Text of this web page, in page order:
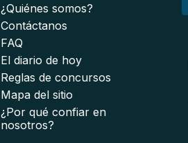
¿Quiénes somos?
Contáctanos
FAQ
El diario de hoy
Reglas de concursos
Mapa del sitio
¿Por qué confiar en
nosotros?